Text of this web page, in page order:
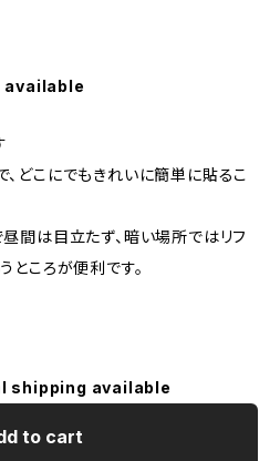
どこにでもきれいに簡単に貼るこ
間は目立たず、暗い場所ではリフ
ところが便利です。
shipping available
to cart